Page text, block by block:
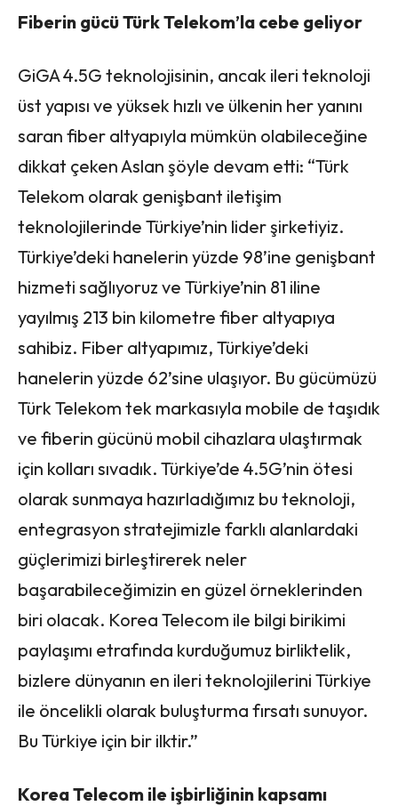
Fiberin gücü Türk Telekom’la cebe geliyor
GiGA 4.5G teknolojisinin, ancak ileri teknoloji
üst yapısı ve yüksek hızlı ve ülkenin her yanını
saran fiber altyapıyla mümkün olabileceğine
dikkat çeken Aslan şöyle devam etti: “Türk
Telekom olarak genişbant iletişim
teknolojilerinde Türkiye’nin lider şirketiyiz.
Türkiye’deki hanelerin yüzde 98’ine genişbant
hizmeti sağlıyoruz ve Türkiye’nin 81 iline
yayılmış 213 bin kilometre fiber altyapıya
sahibiz. Fiber altyapımız, Türkiye’deki
hanelerin yüzde 62’sine ulaşıyor. Bu gücümüzü
Türk Telekom tek markasıyla mobile de taşıdık
ve fiberin gücünü mobil cihazlara ulaştırmak
için kolları sıvadık. Türkiye’de 4.5G’nin ötesi
olarak sunmaya hazırladığımız bu teknoloji,
entegrasyon stratejimizle farklı alanlardaki
güçlerimizi birleştirerek neler
başarabileceğimizin en güzel örneklerinden
biri olacak. Korea Telecom ile bilgi birikimi
paylaşımı etrafında kurduğumuz birliktelik,
bizlere dünyanın en ileri teknolojilerini Türkiye
ile öncelikli olarak buluşturma fırsatı sunuyor.
Bu Türkiye için bir ilktir.”
Korea Telecom ile işbirliğinin kapsamı